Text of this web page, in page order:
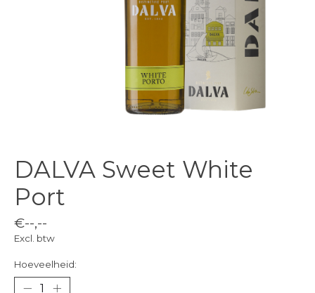
DALVA Sweet White
Port
€--,--
Excl. btw
Hoeveelheid: